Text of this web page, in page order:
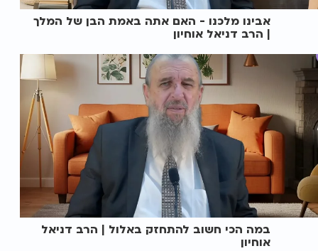
אבינו מלכנו - האם אתה באמת הבן של המלך
| הרב דניאל אוחיון
במה הכי חשוב להתחזק באלול | הרב דניאל
אוחיון